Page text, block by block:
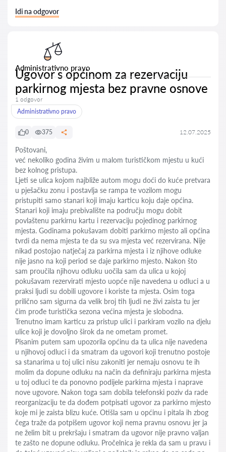
Idi na odgovor
Administrativno pravo
Ugovor s općinom za rezervaciju
parkirnog mjesta bez pravne osnove
1 odgovor
Administrativno pravo
0 375 12.07.2025
Poštovani,
već nekoliko godina živim u malom turističkom mjestu u kući
bez kolnog pristupa.
Ljeti se ulica kojom najbliže autom mogu doći do kuće pretvara
u pješačku zonu i postavlja se rampa te vozilom mogu
pristupiti samo stanari koji imaju karticu koju daje općina.
Stanari koji imaju prebivalište na području mogu dobit
povlaštenu parkirnu kartu i rezervaciju pojedinog parkirnog
mjesta. Godinama pokušavam dobiti parkirno mjesto ali općina
tvrdi da nema mjesta te da su sva mjesta već rezervirana. Nije
nikad postojao natječaj za parkirna mjesta i iz njihove odluke
nije jasno na koji period se daje parkirno mjesto. Nakon što
sam proučila njihovu odluku uočila sam da ulica u kojoj
pokušavam rezervirati mjesto uopće nije navedena u odluci a u
praksi ljudi su dobili ugovore i koriste ta mjesta. Osim toga
prilično sam sigurna da velik broj tih ljudi ne živi zaista tu jer
čim prođe turistička sezona većina mjesta je slobodna.
Trenutno imam karticu za pristup ulici i parkiram vozilo na djelu
ulice koji je dovoljno širok da ne ometam promet.
Pisanim putem sam upozorila općinu da ta ulica nije navedena
u njihovoj odluci i da smatram da ugovori koji trenutno postoje
sa stanarima u toj ulici nisu zakoniti jer nemaju osnovu te ih
molim da dopune odluku na način da definiraju parkirna mjesta
u toj odluci te da ponovno podijele parkirna mjesta i naprave
nove ugovore. Nakon toga sam dobila telefonski poziv da rade
reorganizaciju te da dođem potpisati ugovor za parkirno mjesto
koje mi je zaista blizu kuće. Otišla sam u općinu i pitala ih zbog
čega traže da potpišem ugovor koji nema pravnu osnovu jer ja
ne želim bit u prekršaju i smatram da ugovor nije pravno valjan
te zašto ne dopune odluku. Pročelnica je rekla da sam u pravu i